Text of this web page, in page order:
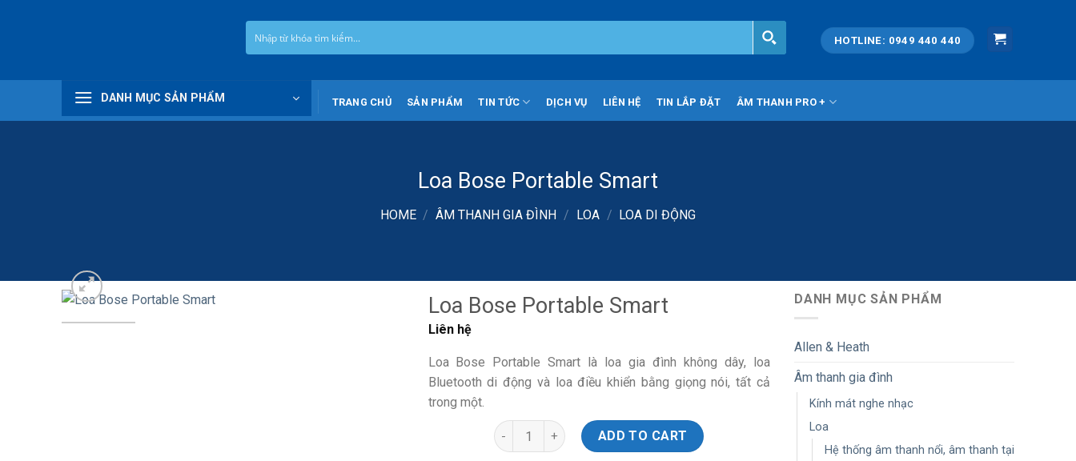
HOTLINE: 0949 440 440
DANH MỤC SẢN PHẨM TRANG CHỦ SẢN PHẨM TIN TỨC DỊCH VỤ LIÊN HỆ TIN LẮP ĐẶT ÂM THANH PRO +
Loa Bose Portable Smart
HOME / ÂM THANH GIA ĐÌNH / LOA / LOA DI ĐỘNG
Loa Bose Portable Smart
Liên hệ
Loa Bose Portable Smart là loa gia đình không dây, loa
Bluetooth di động và loa điều khiển bằng giọng nói, tất cả
trong một.
Loa Bose Portable Smart quantity
ADD TO CART
DANH MỤC SẢN PHẨM
Allen & Heath
Âm thanh gia đình
Kính mát nghe nhạc
Loa
Hệ thống âm thanh nổi, âm thanh tại